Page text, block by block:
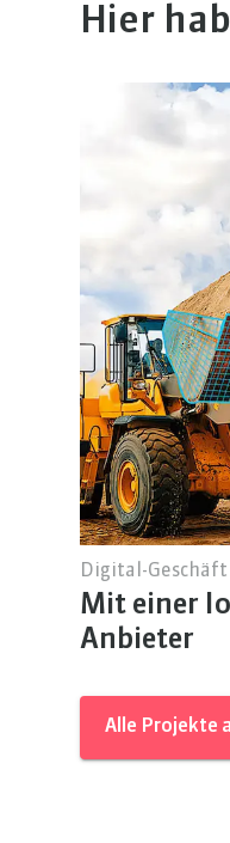
Hier
Digital-Geschäft
Mit einer
Anbieter
Alle Projekte